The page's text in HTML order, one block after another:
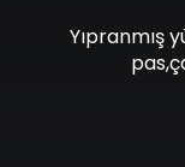
Yıpranmış